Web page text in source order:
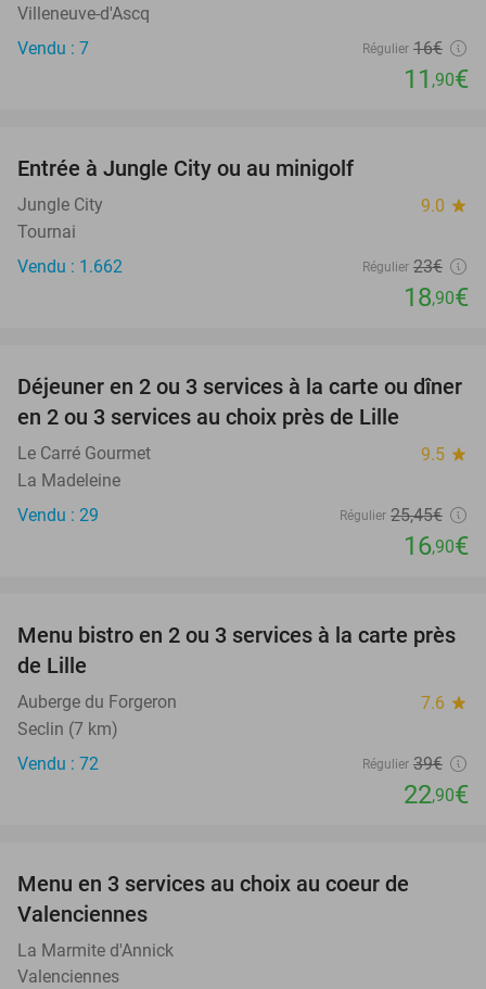
Villeneuve-d'Ascq
Vendu : 7
Régulier 16€
11 ,90€
Entrée à Jungle City ou au minigolf
Jungle City 9.0 star
Tournai
Vendu : 1.662
Régulier 23€
18,90€
34%
Déjeuner en 2 ou 3 services à la carte ou dîner
en 2 ou 3 services au choix près de Lille
Le Carré Gourmet 9.5 star
La Madeleine
Vendu : 29
Régulier 25,45€
16,90€
41%
Menu bistro en 2 ou 3 services à la carte près
de Lille
Auberge du Forgeron 7.6 star
Seclin (7 km)
Vendu : 72
Régulier 39€
22,90€
Menu en 3 services au choix au coeur de
Valenciennes
La Marmite d'Annick
Valenciennes